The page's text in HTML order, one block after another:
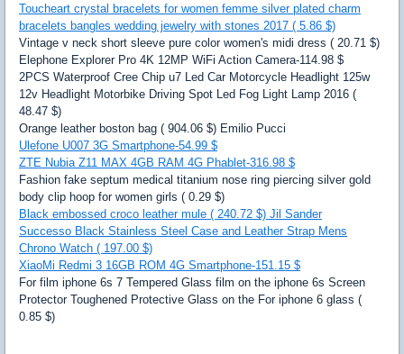
Toucheart crystal bracelets for women femme silver plated charm
bracelets bangles wedding jewelry with stones 2017 ( 5.86 $)
Vintage v neck short sleeve pure color women's midi dress ( 20.71 $)
Elephone Explorer Pro 4K 12MP WiFi Action Camera-114.98 $
2PCS Waterproof Cree Chip u7 Led Car Motorcycle Headlight 125w
12v Headlight Motorbike Driving Spot Led Fog Light Lamp 2016 (
48.47 $)
Orange leather boston bag ( 904.06 $) Emilio Pucci
Ulefone U007 3G Smartphone-54.99 $
ZTE Nubia Z11 MAX 4GB RAM 4G Phablet-316.98 $
Fashion fake septum medical titanium nose ring piercing silver gold
body clip hoop for women girls ( 0.29 $)
Black embossed croco leather mule ( 240.72 $) Jil Sander
Successo Black Stainless Steel Case and Leather Strap Mens
Chrono Watch ( 197.00 $)
XiaoMi Redmi 3 16GB ROM 4G Smartphone-151.15 $
For film iphone 6s 7 Tempered Glass film on the iphone 6s Screen
Protector Toughened Protective Glass on the For iphone 6 glass (
0.85 $)